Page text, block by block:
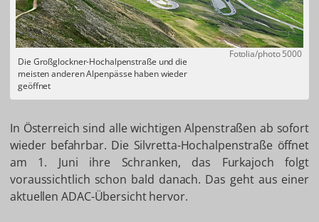
Fotolia/photo 5000
Die Großglockner-Hochalpenstraße und die
meisten anderen Alpenpässe haben wieder
geöffnet
In Österreich sind alle wichtigen Alpenstraßen ab sofort
wieder befahrbar. Die Silvretta-Hochalpenstraße öffnet
am 1. Juni ihre Schranken, das Furkajoch folgt
voraussichtlich schon bald danach. Das geht aus einer
aktuellen ADAC-Übersicht hervor.